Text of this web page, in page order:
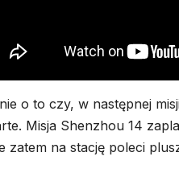
o to czy, w następnej
Misja Shenzhou 14
zatem na stację poleci